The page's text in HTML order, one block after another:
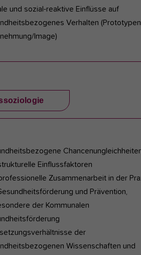
und sozial-reaktive Einflüsse auf
Verhalten
Image)
Einflussfaktoren
Zusammenarbeit in der
und Prävention,
der Kommunalen
der
Wissenschaften und